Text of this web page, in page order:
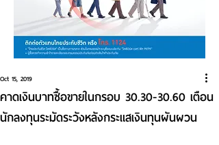
คาดเงินบาทซื้อขายในกรอบ 30.30-30.60 เตือน
นักลงทุนระมัดระวังหลังกระแสเงินทุนผันผวน
Oct 15, 2019